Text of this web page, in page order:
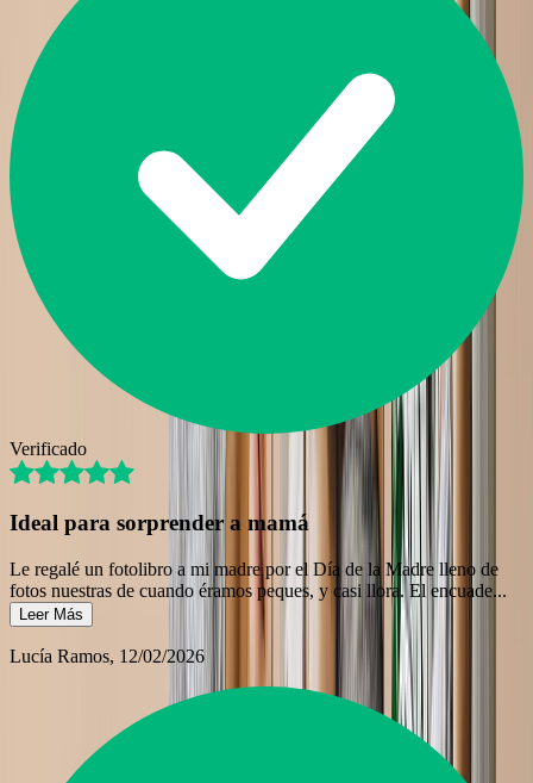
Verificado
Ideal para sorprender a mamá
Le regalé un fotolibro a mi madre por el Día de la Madre lleno de
fotos nuestras de cuando éramos peques, y casi llora. El encuade...
Leer Más
Lucía Ramos, 12/02/2026